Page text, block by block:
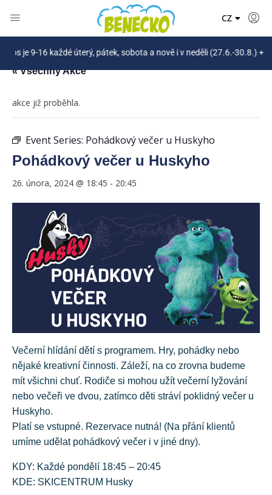
9-16 každé úterý, pátek, sobota a nově i v neděli (27.6.-30.8.) +
CZ
« Všechny Akce
akce již proběhla.
Event Series: Pohádkový večer u Huskyho
Pohádkový večer u Huskyho
26. února, 2024 @ 18:45 - 20:45
Večerní hlídání dětí s programem. Hry, pohádky nebo
nějaké kreativní činnosti. Záleží, na co zrovna budeme
mít všichni chuť. Rodiče si mohou užít večerní lyžování
nebo večeři ve dvou, zatímco děti stráví poklidný večer u
Huskyho.
Platí se vstupné. Rezervace nutná! (Na přání klientů
umíme udělat pohádkový večer i v jiné dny).
KDY: Každé pondělí 18:45 – 20:45
KDE: SKICENTRUM Husky